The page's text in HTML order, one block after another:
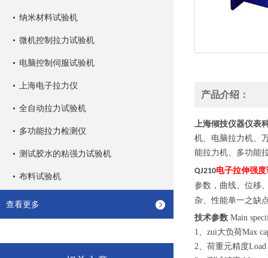
纳米材料试验机
微机控制拉力试验机
电脑控制伺服试验机
上海电子拉力仪
全自动拉力试验机
多功能拉力检测仪
测试胶水的粘强力试验机
布料试验机
查看更多
产品介绍：
上海倾技仪器仪表
机、电脑拉力机、
能拉力机、多功能
QJ210电子拉伸强
参数，曲线、位移
杂、性能单一之缺
技术参数 Main
1、zui大负荷Max
2、荷重元精度